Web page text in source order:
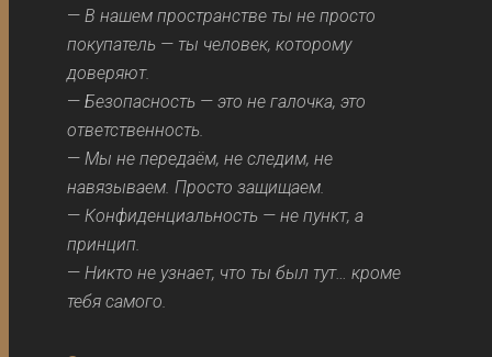
—В нашем пространстве ты не просто
покупатель — ты человек, которому
доверяют.
—Безопасность — это не галочка, это
ответственность.
—Мы не передаём, не следим, не
навязываем. Просто защищаем.
—Конфиденциальность — не пункт, а
принцип.
—Никто не узнает, что ты был тут… кроме
тебя самого.